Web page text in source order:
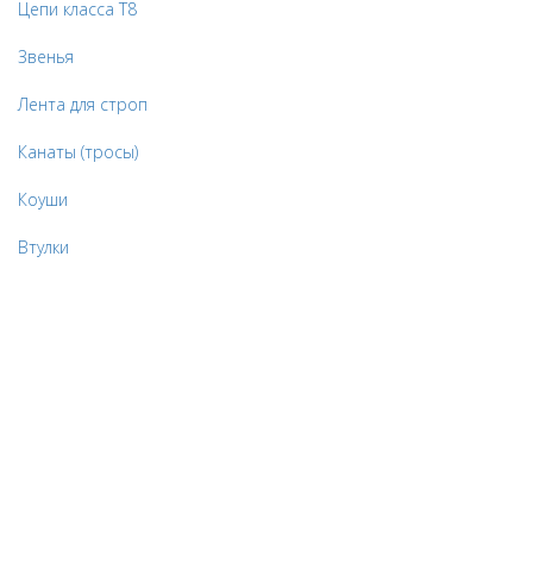
Цепи класса Т8
Звенья
Лента для строп
Канаты (тросы)
Коуши
Втулки